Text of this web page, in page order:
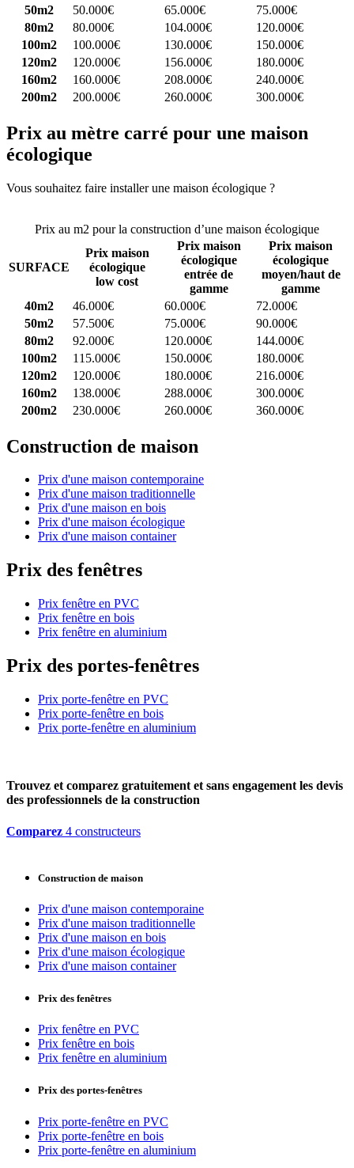
50m2
50.000€ 65.000€
75.000€
80m2
80.000€ 104.000€
120.000€
100m2
100.000€ 130.000€
150.000€
120m2
120.000€ 156.000€
180.000€
160m2
160.000€ 208.000€
240.000€
200m2
200.000€ 260.000€ 300.000€
Prix au mètre carré pour une maison
écologique
Vous souhaitez faire installer une maison écologique ?
Prix au m2 pour la construction d’une maison écologique
SURFACE
Prix maison
écologique
low cost
Prix maison
écologique
entrée de
gamme
Prix maison
écologique
moyen/haut de
gamme
40m2
46.000€ 60.000€
72.000€
50m2
57.500€ 75.000€
90.000€
80m2
92.000€ 120.000€
144.000€
100m2
115.000€ 150.000€
180.000€
120m2
120.000€ 180.000€
216.000€
160m2
138.000€ 288.000€
300.000€
200m2
230.000€ 260.000€ 360.000€
Construction de maison
Prix d'une maison contemporaine
Prix d'une maison traditionnelle
Prix d'une maison en bois
Prix d'une maison écologique
Prix d'une maison container
Prix des fenêtres
Prix fenêtre en PVC
Prix fenêtre en bois
Prix fenêtre en aluminium
Prix des portes-fenêtres
Prix porte-fenêtre en PVC
Prix porte-fenêtre en bois
Prix porte-fenêtre en aluminium
Trouvez et comparez gratuitement et sans engagement les devis
des professionnels de la construction
Comparez 4 constructeurs
Construction de maison
Prix d'une maison contemporaine
Prix d'une maison traditionnelle
Prix d'une maison en bois
Prix d'une maison écologique
Prix d'une maison container
Prix des fenêtres
Prix fenêtre en PVC
Prix fenêtre en bois
Prix fenêtre en aluminium
Prix des portes-fenêtres
Prix porte-fenêtre en PVC
Prix porte-fenêtre en bois
Prix porte-fenêtre en aluminium